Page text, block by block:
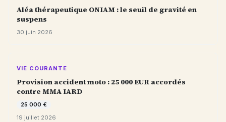
Aléa thérapeutique ONIAM : le seuil de gravité en
suspens
30 juin 2026
VIE COURANTE
Provision accident moto : 25 000 EUR accordés
contre MMA IARD
25 000 €
19 juillet 2026